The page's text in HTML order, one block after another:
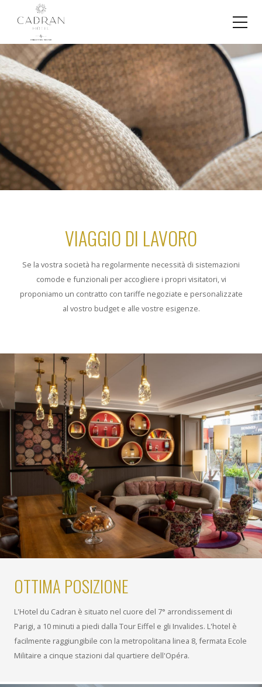
VIAGGIO DI LAVORO
Se la vostra società ha regolarmente necessità di sistemazioni
comode e funzionali per accogliere i propri visitatori, vi
proponiamo un contratto con tariffe negoziate e personalizzate
al vostro budget e alle vostre esigenze.
OTTIMA POSIZIONE
L'Hotel du Cadran è situato nel cuore del 7° arrondissement di
Parigi, a 10 minuti a piedi dalla Tour Eiffel e gli Invalides. L'hotel è
facilmente raggiungibile con la metropolitana linea 8, fermata Ecole
Militaire a cinque stazioni dal quartiere dell'Opéra.